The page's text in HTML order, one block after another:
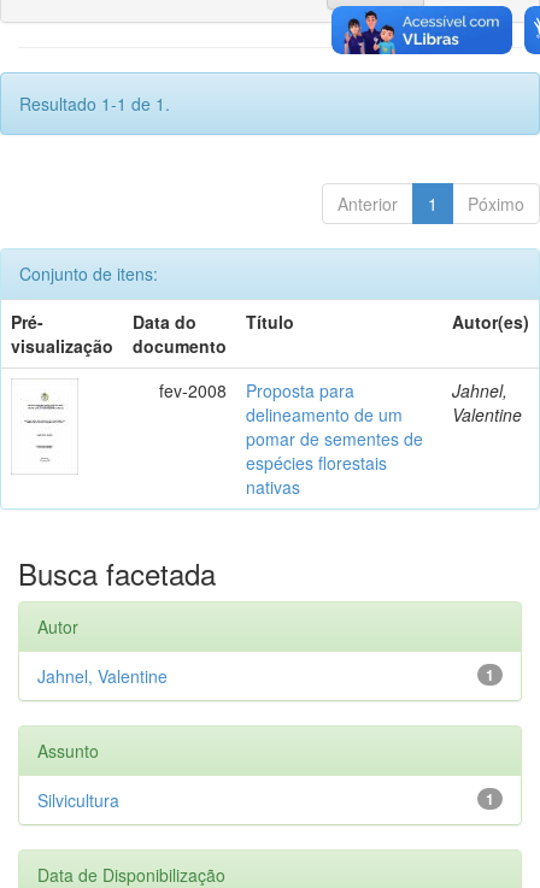
Resultado 1-1 de 1.
Anterior 1 Póximo
Conjunto de itens:
Pré-
visualização
Data do
documento
Título Autor(es)
fev-2008
Proposta para
delineamento de um
pomar de sementes de
espécies florestais
nativas
Jahnel,
Valentine
Busca facetada
Autor
1
Jahnel, Valentine
Assunto
1
Silvicultura
Data de Disponibilização